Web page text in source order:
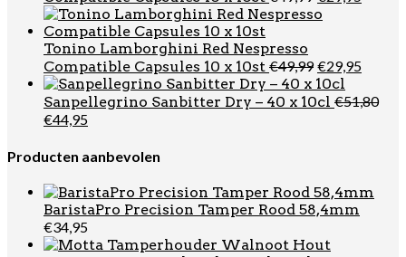
prijs
Tonino Lamborghini Red Nespresso
Compatible Capsules 10 x 10st €49,99
prijs
was:
€29,95
is:
Sanpellegrino Sanbitter Dry – 40 x 10cl €51,80
Oorspronkelijke
was:
€44,95Huidige
is:
Producten aanbevolen
BaristaPro Precision Tamper Rood 58,4mm
€34,95